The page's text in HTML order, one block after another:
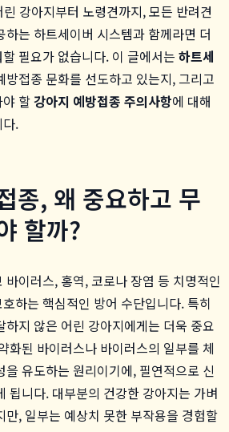
강아지부터 노령견까지, 모든 반려견
하는 하트세이버 시스템과 함께라면 더
필요가 없습니다. 이 글에서는 하트세
방접종 문화를 선도하고 있는지, 그리고
할강아지 예방접종 주의사항에 대해
.
종, 왜 중요하고 무
할까?
이러스, 홍역, 코로나 장염 등 치명적인
하는 핵심적인 방어 수단입니다. 특히
하지 않은 어린 강아지에게는 더욱 중요
화된 바이러스나 바이러스의 일부를 체
을 유도하는 원리이기에, 필연적으로 신
됩니다. 대부분의 건강한 강아지는 가벼
만, 일부는 예상치 못한 부작용을 경험할